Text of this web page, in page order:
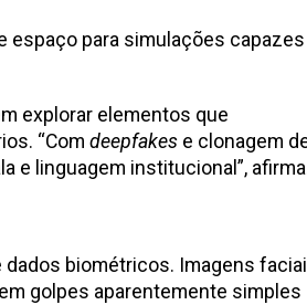
espaço para simulações capazes
explorar elementos que
“Com deepfakes e clonagem
e linguagem institucional”,
biométricos. Imagens
golpes aparentemente simples